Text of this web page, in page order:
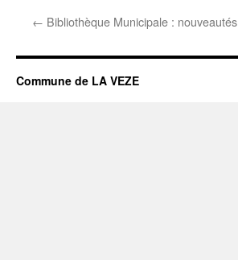
← Bibliothèque Municipale : nouveautés
Commune de LA VEZE